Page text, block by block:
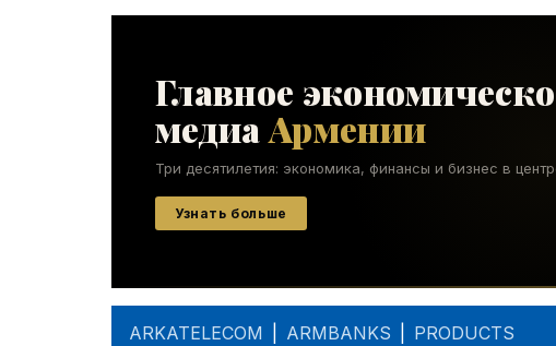
ARKATELECOM ARMBANKS PRODUCTS